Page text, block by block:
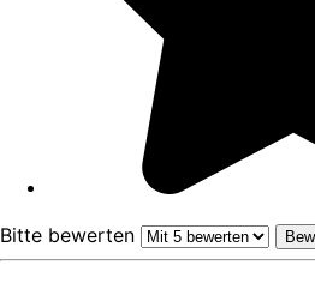
Bitte bewerten